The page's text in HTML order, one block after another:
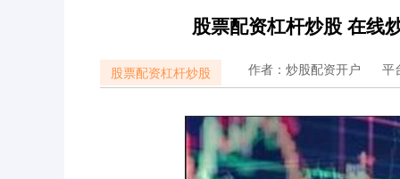
股票配资杠杆炒股 在线
股票配资杠杆炒股 作者：炒股配资开户 平